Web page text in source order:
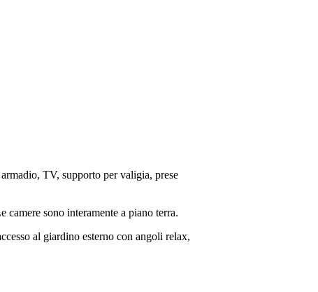
TV, supporto per valigia, prese
sono interamente a piano terra.
al giardino esterno con angoli relax,